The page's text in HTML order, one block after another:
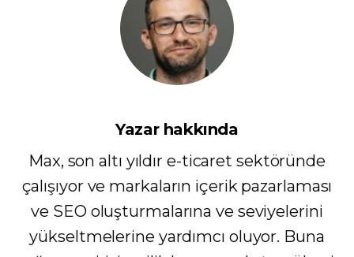
Yazar hakkında
Max, son altı yıldır e-ticaret sektöründe
çalışıyor ve markaların içerik pazarlaması
ve SEO oluşturmalarına ve seviyelerini
yükseltmelerine yardımcı oluyor. Buna